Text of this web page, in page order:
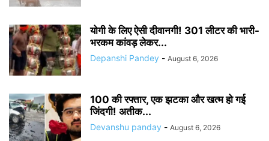
योगी के लिए ऐसी दीवानगी! 301 लीटर की भारी-
भरकम कांवड़ लेकर...
Depanshi Pandey - August 6, 2026
100 की रफ्तार, एक झटका और खत्म हो गई
जिंदगी! अतीक...
Devanshu panday - August 6, 2026